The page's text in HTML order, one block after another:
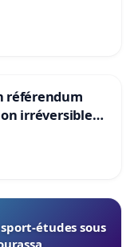
référendum
irréversible
études sous